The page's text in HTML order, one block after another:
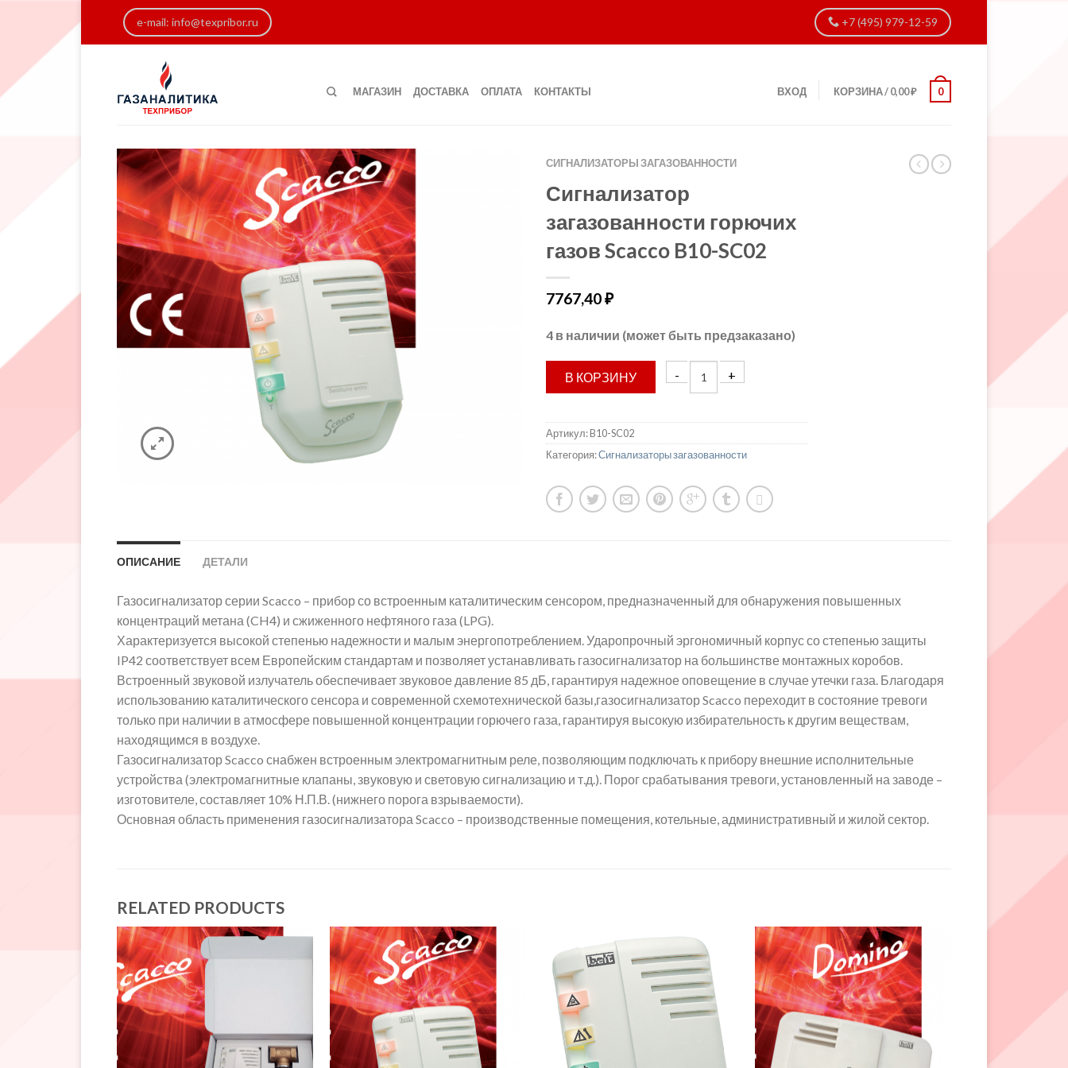
e-mail: info@texpribor.ru +7 (495) 979-12-59
МАГАЗИН ДОСТАВКА ОПЛАТА КОНТАКТЫ ВХОД КОРЗИНА/0,00₽ 0
СИГНАЛИЗАТОРЫ ЗАГАЗОВАННОСТИ
Сигнализатор
загазованности горючих
газов Scacco B10-SC02
7767,40₽
4 в наличии (может быть предзаказано)
В КОРЗИНУ
Артикул:B10-SC02
Категория:Сигнализаторы загазованности
ОПИСАНИЕ ДЕТАЛИ
Газосигнализатор серии Scacco – прибор со встроенным каталитическим сенсором, предназначенный для обнаружения повышенных
концентраций метана (CH4) и сжиженного нефтяного газа (LPG).
Характеризуется высокой степенью надежности и малым энергопотреблением. Ударопрочный эргономичный корпус со степенью защиты
IP42 соответствует всем Европейским стандартам и позволяет устанавливать газосигнализатор на большинстве монтажных коробов.
Встроенный звуковой излучатель обеспечивает звуковое давление 85 дБ, гарантируя надежное оповещение в случае утечки газа. Благодаря
использованию каталитического сенсора и современной схемотехнической базы,газосигнализатор Scacco переходит в состояние тревоги
только при наличии в атмосфере повышенной концентрации горючего газа, гарантируя высокую избирательность к другим веществам,
находящимся в воздухе.
Газосигнализатор Scacco снабжен встроенным электромагнитным реле, позволяющим подключать к прибору внешние исполнительные
устройства (электромагнитные клапаны, звуковую и световую сигнализацию и т.д.). Порог срабатывания тревоги, установленный на заводе –
изготовителе, составляет 10% Н.П.В. (нижнего порога взрываемости).
Основная область применения газосигнализатора Scacco – производственные помещения, котельные, административный и жилой сектор.
RELATED PRODUCTS